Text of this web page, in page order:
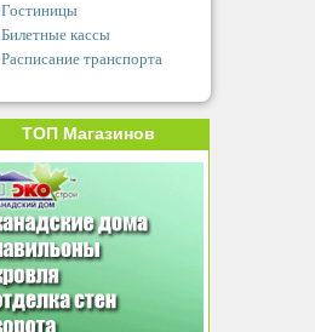
Гостиницы
Билетные кассы
Расписание транспорта
ТОП Магазинов